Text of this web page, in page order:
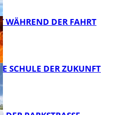
WÄHREND DER FAHRT
SCHULE DER ZUKUNFT